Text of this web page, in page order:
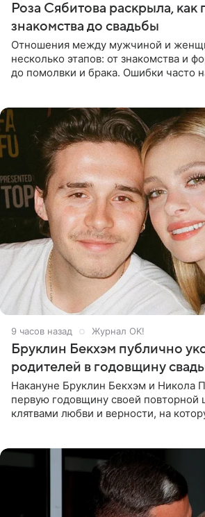
Роза Сябитова раскрыла, как
знакомства до свадьбы
Отношения между мужчиной и
несколько этапов: от знакомства и
до помолвки и брака. Ошибки часто
9 часов назад Журнал OK!
Бруклин Бекхэм публично
родителей в годовщину
Накануне Бруклин Бекхэм и Никола
первую годовщину своей
клятвами любви и верности, на